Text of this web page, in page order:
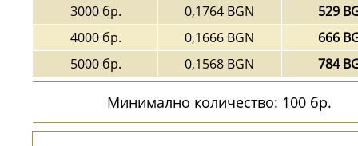
3000 бр.
0,1764 BGN
529
4000 бр.
0,1666 BGN
666
5000 бр.
0,1568 BGN 784
Минимално количество: 100 бр.